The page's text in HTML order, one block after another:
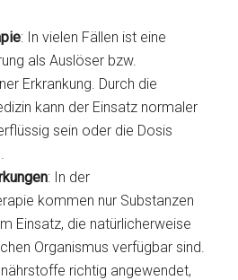
: In vielen Fällen ist eine
als Auslöser bzw.
Erkrankung. Durch die
kann der Einsatz normaler
sein oder die Dosis
: In der
kommen nur Substanzen
Einsatz, die natürlicherweise
Organismus verfügbar sind.
richtig angewendet,